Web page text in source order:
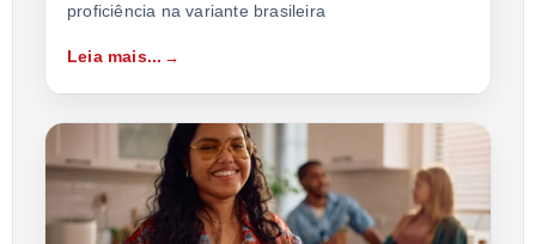
proficiência na variante brasileira
Leia mais...